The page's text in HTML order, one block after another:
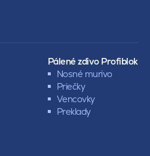
Pálené zdivo Profiblok
Nosné murivo
Priečky
Vencovky
Preklady